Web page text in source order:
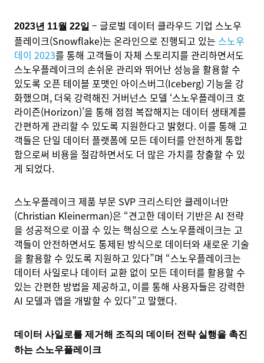
2023년 11월 22일 – 글로벌 데이터 클라우드 기업 스노우
플레이크(Snowflake)는 온라인으로 진행되고 있는 스노우
데이 2023를 통해 고객들이 자체 스토리지를 관리하면서도
스노우플레이크의 손쉬운 관리와 뛰어난 성능을 활용할 수
있도록 오픈 테이블 포맷인 아이스버그(Iceberg) 기능을 강
화했으며, 더욱 강력해진 거버넌스 모델 ‘스노우플레이크 호
라이즌(Horizon)’을 통해 점점 복잡해지는 데이터 생태계를
간편하게 관리할 수 있도록 지원한다고 밝혔다. 이를 통해 고
객들은 단일 데이터 플랫폼에 모든 데이터를 안전하게 통합
함으로써 비용을 절감하면서도 더 많은 가치를 창출할 수 있
게 되었다.
스노우플레이크 제품 부문 SVP 크리스티안 클레이너만
(Christian Kleinerman)은 “견고한 데이터 기반은 AI 전략
을 성공적으로 이끌 수 있는 핵심으로 스노우플레이크는 고
객들이 안전하면서도 통제된 방식으로 데이터와 새로운 기술
을 활용할 수 있도록 지원하고 있다”며 “스노우플레이크는
데이터 사일로나 데이터 교환 없이 모든 데이터를 활용할 수
있는 간편한 방법을 제공하고, 이를 통해 사용자들은 강력한
AI 모델과 앱을 개발할 수 있다”고 말했다.
데이터 사일로를 제거해 조직의 데이터 전략 실행을 촉진
하는 스노우플레이크